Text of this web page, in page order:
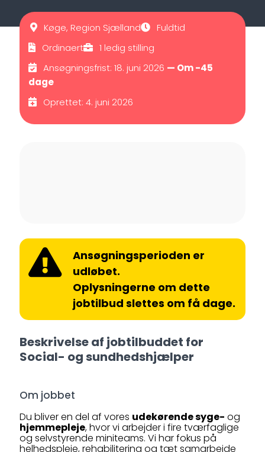
Køge, Region Sjælland
Fuldtid
Ordinaert
1 ledig stilling
Ansøgningsfrist: 18. juni 2026 — Om -45
dage
Oprettet: 4. juni 2026
Ansøgningsperioden er
udløbet.
Oplysningerne om dette
jobtilbud slettes om få dage.
Beskrivelse af jobtilbuddet for
Social- og sundhedshjælper
Om jobbet
Du bliver en del af vores udekørende syge- og
hjemmepleje, hvor vi arbejder i fire tværfaglige
og selvstyrende miniteams. Vi har fokus på
helhedspleje, rehabilitering og tæt samarbejde